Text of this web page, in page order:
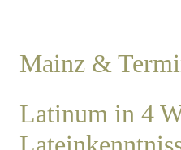
Mainz &
Latinum in 4